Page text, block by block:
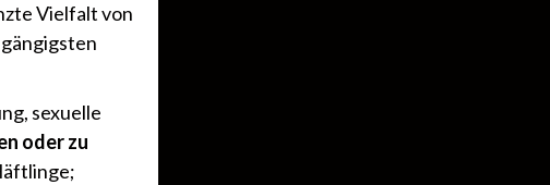
Vielfalt von
sexuelle
oder zu